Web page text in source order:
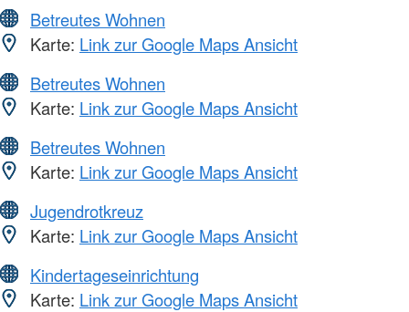
Betreutes Wohnen
Karte: Link zur Google Maps Ansicht
Betreutes Wohnen
Karte: Link zur Google Maps Ansicht
Betreutes Wohnen
Karte: Link zur Google Maps Ansicht
Jugendrotkreuz
Karte: Link zur Google Maps Ansicht
Kindertageseinrichtung
Karte: Link zur Google Maps Ansicht